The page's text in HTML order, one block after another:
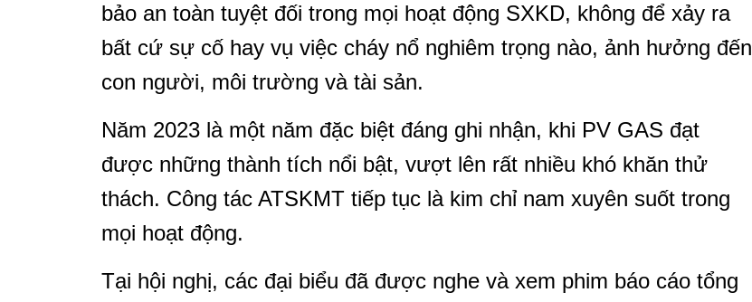
bảo an toàn tuyệt đối trong mọi hoạt động SXKD, không để xảy ra
bất cứ sự cố hay vụ việc cháy nổ nghiêm trọng nào, ảnh hưởng đến
con người, môi trường và tài sản.
Năm 2023 là một năm đặc biệt đáng ghi nhận, khi PV GAS đạt
được những thành tích nổi bật, vượt lên rất nhiều khó khăn thử
thách. Công tác ATSKMT tiếp tục là kim chỉ nam xuyên suốt trong
mọi hoạt động.
Tại hội nghị, các đại biểu đã được nghe và xem phim báo cáo tổng